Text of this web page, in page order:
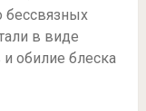
бессвязных
в виде
обилие блеска